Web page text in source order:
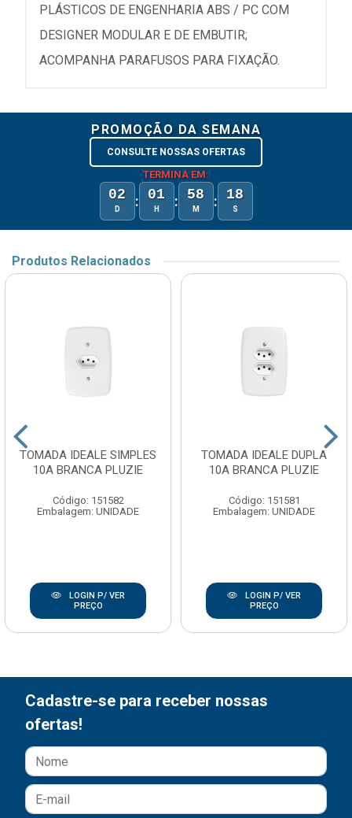
PLÁSTICOS DE ENGENHARIA ABS / PC COM
DESIGNER MODULAR E DE EMBUTIR;
ACOMPANHA PARAFUSOS PARA FIXAÇÃO.
PROMOÇÃO DA SEMANA
CONSULTE NOSSAS OFERTAS
TERMINA EM:
02
D : 01
H : 58
M : 18
S
Produtos Relacionados
TOMADA IDEALE SIMPLES
10A BRANCA PLUZIE
Código: 151582
Embalagem: UNIDADE
LOGIN P/ VER
PREÇO
TOMADA IDEALE DUPLA
10A BRANCA PLUZIE
Código: 151581
Embalagem: UNIDADE
LOGIN P/ VER
PREÇO
Cadastre-se para receber nossas
ofertas!